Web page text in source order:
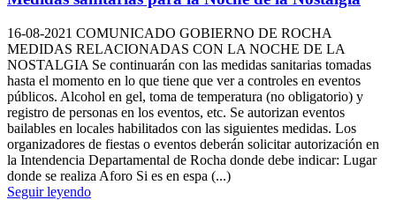
16-08-2021 COMUNICADO GOBIERNO DE ROCHA
MEDIDAS RELACIONADAS CON LA NOCHE DE LA
NOSTALGIA Se continuarán con las medidas sanitarias tomadas
hasta el momento en lo que tiene que ver a controles en eventos
públicos. Alcohol en gel, toma de temperatura (no obligatorio) y
registro de personas en los eventos, etc. Se autorizan eventos
bailables en locales habilitados con las siguientes medidas. Los
organizadores de fiestas o eventos deberán solicitar autorización en
la Intendencia Departamental de Rocha donde debe indicar: Lugar
donde se realiza Aforo Si es en espa (...)
Seguir leyendo